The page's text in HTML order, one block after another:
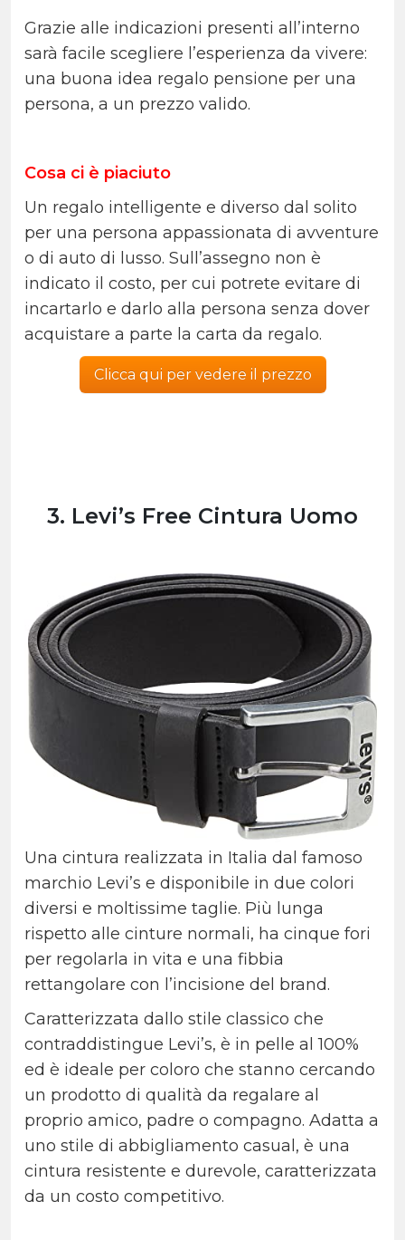
Grazie alle indicazioni presenti all’interno
sarà facile scegliere l’esperienza da vivere:
una buona idea regalo pensione per una
persona, a un prezzo valido.
Cosa ci è piaciuto
Un regalo intelligente e diverso dal solito
per una persona appassionata di avventure
o di auto di lusso. Sull’assegno non è
indicato il costo, per cui potrete evitare di
incartarlo e darlo alla persona senza dover
acquistare a parte la carta da regalo.
Clicca qui per vedere il prezzo
3. Levi’s Free Cintura Uomo
Una cintura realizzata in Italia dal famoso
marchio Levi’s e disponibile in due colori
diversi e moltissime taglie. Più lunga
rispetto alle cinture normali, ha cinque fori
per regolarla in vita e una fibbia
rettangolare con l’incisione del brand.
Caratterizzata dallo stile classico che
contraddistingue Levi’s, è in pelle al 100%
ed è ideale per coloro che stanno cercando
un prodotto di qualità da regalare al
proprio amico, padre o compagno. Adatta a
uno stile di abbigliamento casual, è una
cintura resistente e durevole, caratterizzata
da un costo competitivo.